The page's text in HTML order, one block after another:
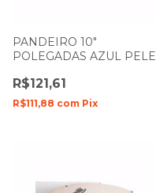
PANDEIRO 10"
POLEGADAS AZUL PELE
TORELLI
R$121,61
R$111,88 com Pix